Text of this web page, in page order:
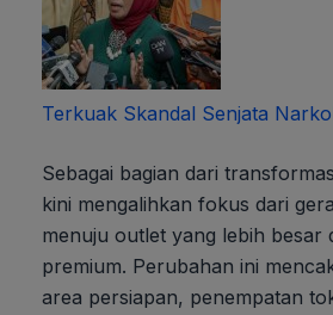
Terkuak Skandal Senjata
Sebagai bagian dari
kini mengalihkan fokus dari
menuju outlet yang lebih besar
premium. Perubahan ini
area persiapan, penempatan